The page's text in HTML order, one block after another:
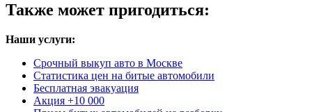
Также может пригодиться:
Наши услуги:
Срочный выкуп авто в Москве
Статистика цен на битые автомобили
Бесплатная эвакуация
Акция +10 000